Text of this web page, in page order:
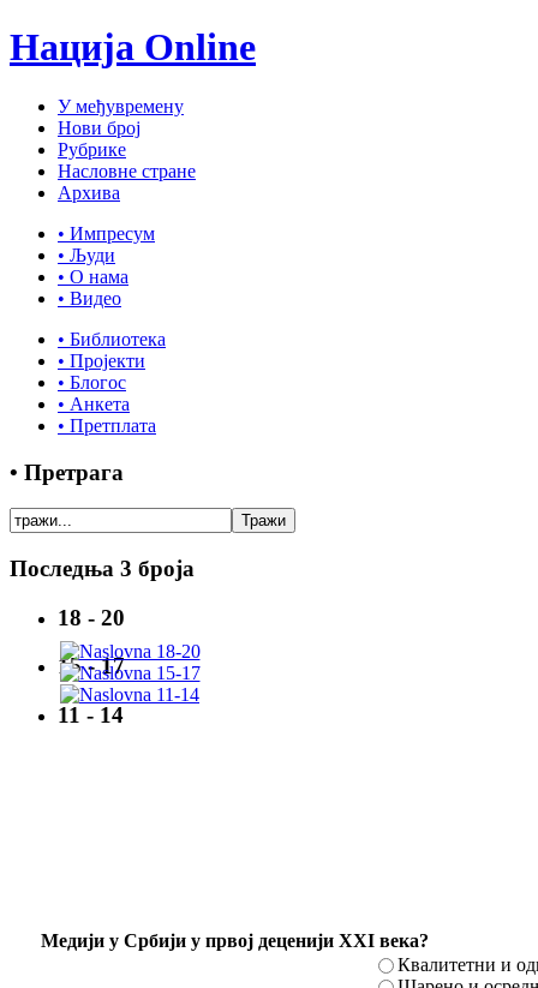
Нација Online
У међувремену
Нови број
Рубрике
Насловне стране
Архива
• Импресум
• Људи
• О нама
• Видео
• Библиотека
• Пројекти
• Блогос
• Анкета
• Претплата
• Претрага
Последња 3 броја
18 - 20
15 - 17
11 - 14
Mедији у Србији у првој деценији XXI века?
Квалитетни и